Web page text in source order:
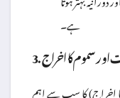
ہے۔
کا اخراج) کا سب سے اہم